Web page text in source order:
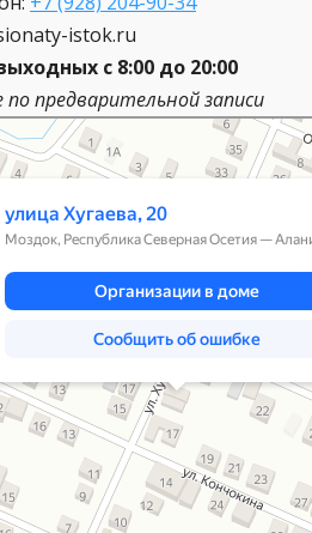
istok.ru
с 8:00 до 20:00
предварительной записи
Карты